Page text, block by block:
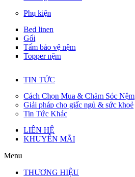
Phụ kiện
Bed linen
Gối
Tấm bảo vệ nệm
Topper nệm
TIN TỨC
Cách Chọn Mua & Chăm Sóc Nệm
Giải pháp cho giấc ngủ & sức khoẻ
Tin Tức Khác
LIÊN HỆ
KHUYẾN MÃI
Menu
THƯƠNG HIỆU